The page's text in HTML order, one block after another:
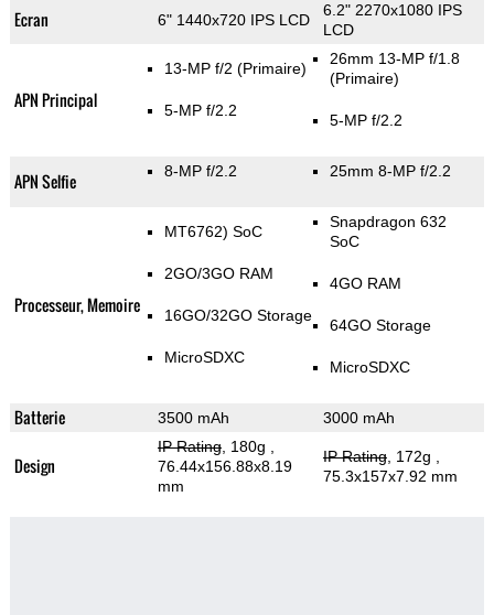
Ecran 6" 1440x720 IPS LCD
6.2" 2270x1080 IPS
LCD
APN Principal
13-MP f/2 (Primaire)
5-MP f/2.2
26mm 13-MP f/1.8
(Primaire)
5-MP f/2.2
APN Selfie 8-MP f/2.2 25mm 8-MP f/2.2
Processeur, Memoire
MT6762) SoC
2GO/3GO RAM
16GO/32GO Storage
MicroSDXC
Snapdragon 632
SoC
4GO RAM
64GO Storage
MicroSDXC
Batterie 3500 mAh 3000 mAh
Design
IP Rating, 180g
76.44x156.88x8.19
mm
IP Rating, 172g
75.3x157x7.92 mm